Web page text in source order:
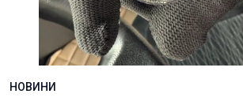
НОВИНИ